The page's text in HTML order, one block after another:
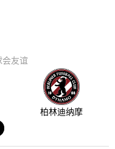
会友谊
柏林迪纳摩